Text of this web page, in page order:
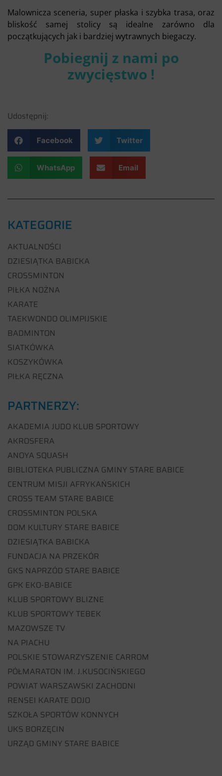
Malownicza sceneria, super płaska i szybka trasa, oraz
bliskość samej stolicy są idealne zarówno dla
początkujących jak i bardziej wytrawnych biegaczy.
Pobiegnij z nami po
zwycięstwo !
Udostępnij:
Facebook Twitter
WhatsApp Email
KATEGORIE
AKTUALNOŚCI
DZIESIĄTKA BABICKA
CROSSMINTON
PIŁKA NOŻNA
KARATE
TAEKWONDO OLIMPIJSKIE
BADMINTON
SIATKÓWKA
KOSZYKÓWKA
PIŁKA RĘCZNA
PARTNERZY:
AKADEMIA JUDO KLUB SPORTOWY
AKROSFERA
ANOYA SQUASH
BIBLIOTEKA PUBLICZNA GMINY STARE BABICE
CENTRUM MISJI AFRYKAŃSKICH
CROSS TEAM STARE BABICE
CROSSMINTON POLSKA
DOM KULTURY STARE BABICE
DZIESIĄTKA BABICKA
FUNDACJA NA PRZEKÓR
GKS NAPRZÓD STARE BABICE
GPK EKO-BABICE
KLUB SPORTOWY BLIZNE
KLUB SPORTOWY TEBEK
MAZOWSZE TV
NA PIACHU
POLSKIE STOWARZYSZENIE CARROM
PÓŁMARATON IM. J.KUSOCIŃSKIEGO
POWIAT WARSZAWSKI ZACHODNI
RENSEI KARATE DOJO
SZKOŁA SPORTÓW KONNYCH
UKS BORZĘCIN
URZĄD GMINY STARE BABICE